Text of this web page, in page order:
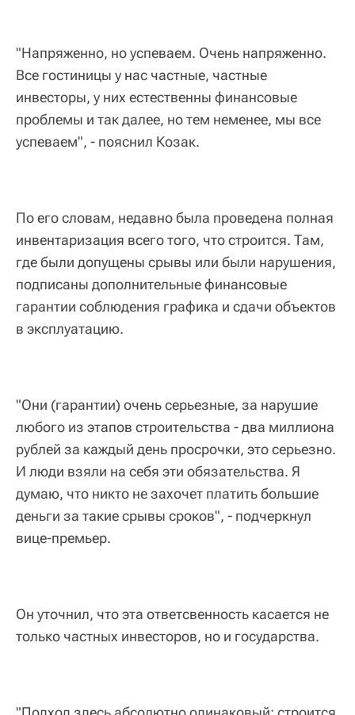
"Напряженно, но успеваем. Очень напряженно.
Все гостиницы у нас частные, частные
инвесторы, у них естественны финансовые
проблемы и так далее, но тем неменее, мы все
успеваем", - пояснил Козак.
По его словам, недавно была проведена полная
инвентаризация всего того, что строится. Там,
где были допущены срывы или были нарушения,
подписаны дополнительные финансовые
гарантии соблюдения графика и сдачи объектов
в эксплуатацию.
"Они (гарантии) очень серьезные, за нарушие
любого из этапов строительства - два миллиона
рублей за каждый день просрочки, это серьезно.
И люди взяли на себя эти обязательства. Я
думаю, что никто не захочет платить большие
деньги за такие срывы сроков", - подчеркнул
вице-премьер.
Он уточнил, что эта ответсвенность касается не
только частных инвесторов, но и государства.